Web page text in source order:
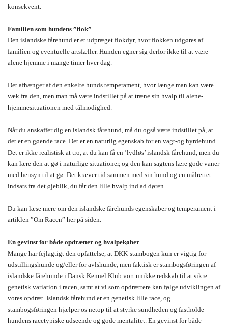
konsekvent.
Familien som hundens ”flok”
Den islandske fårehund er et udpræget flokdyr, hvor flokken udgøres af
familien og eventuelle artsfæller. Hunden egner sig derfor ikke til at være
alene hjemme i mange timer hver dag.
Det afhænger af den enkelte hunds temperament, hvor længe man kan være
væk fra den, men man må være indstillet på at træne sin hvalp til alene-
hjemmesituationen med tålmodighed.
Når du anskaffer dig en islandsk fårehund, må du også være indstillet på, at
det er en gøende race. Det er en naturlig egenskab for en vagt-og hyrdehund.
Det er ikke realistisk at tro, at du kan få en ’lydløs’ islandsk fårehund, men du
kan lære den at gø i naturlige situationer, og den kan sagtens lære gode vaner
med hensyn til at gø. Det kræver tid sammen med sin hund og en målrettet
indsats fra det øjeblik, du får den lille hvalp ind ad døren.
Du kan læse mere om den islandske fårehunds egenskaber og temperament i
artiklen ”Om Racen” her på siden.
En gevinst for både opdrætter og hvalpekøber
Mange har fejlagtigt den opfattelse, at DKK-stambogen kun er vigtig for
udstillingshunde og/eller for avlshunde, men faktisk er stambogsføringen af
islandske fårehunde i Dansk Kennel Klub vort unikke redskab til at sikre
genetisk variation i racen, samt at vi som opdrættere kan følge udviklingen af
vores opdræt. Islandsk fårehund er en genetisk lille race, og
stambogsføringen hjælper os netop til at styrke sundheden og fastholde
hundens racetypiske udseende og gode mentalitet. En gevinst for både